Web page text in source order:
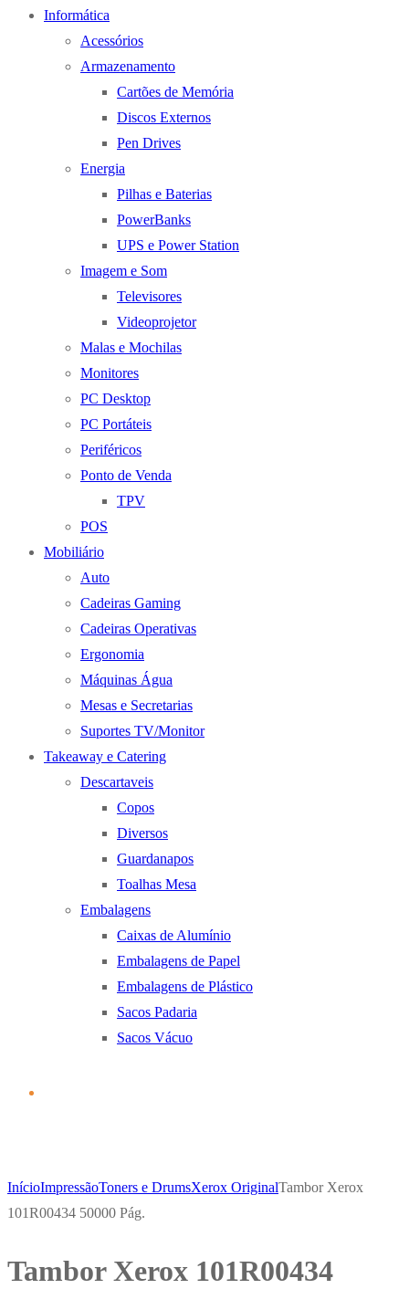
Informática
Acessórios
Armazenamento
Cartões de Memória
Discos Externos
Pen Drives
Energia
Pilhas e Baterias
PowerBanks
UPS e Power Station
Imagem e Som
Televisores
Videoprojetor
Malas e Mochilas
Monitores
PC Desktop
PC Portáteis
Periféricos
Ponto de Venda
TPV
POS
Mobiliário
Auto
Cadeiras Gaming
Cadeiras Operativas
Ergonomia
Máquinas Água
Mesas e Secretarias
Suportes TV/Monitor
Takeaway e Catering
Descartaveis
Copos
Diversos
Guardanapos
Toalhas Mesa
Embalagens
Caixas de Alumínio
Embalagens de Papel
Embalagens de Plástico
Sacos Padaria
Sacos Vácuo
InícioImpressãoToners e DrumsXerox OriginalTambor Xerox
101R00434 50000 Pág.
Tambor Xerox 101R00434